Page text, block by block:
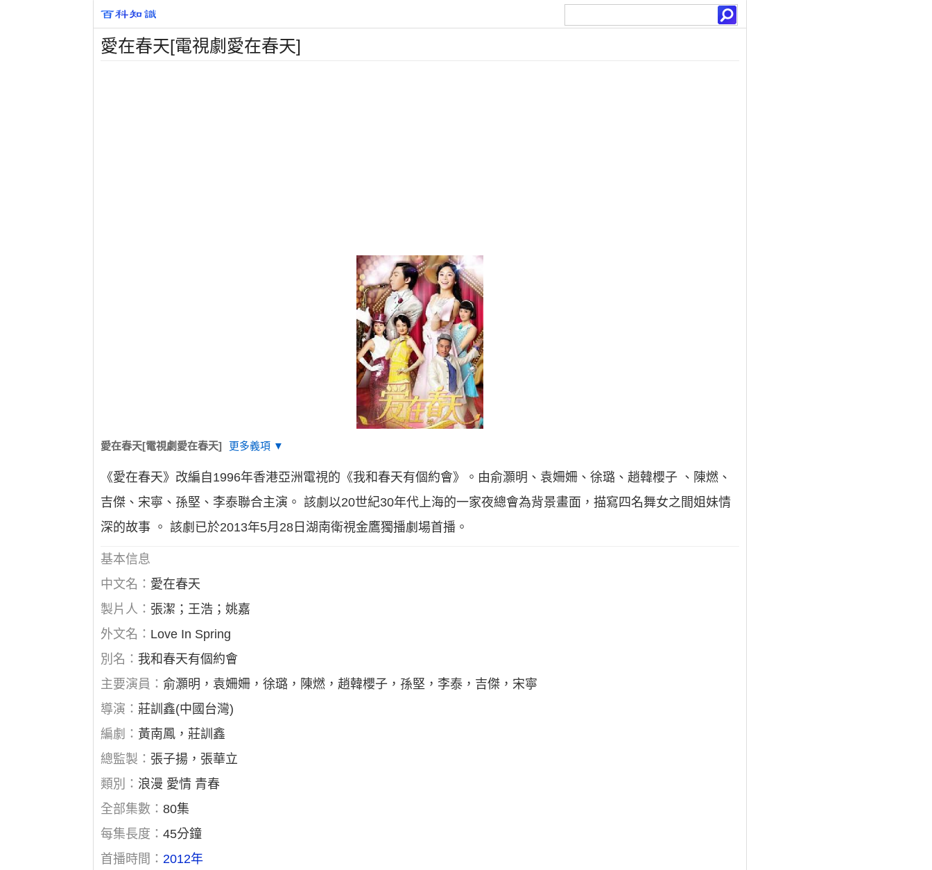
愛在春天[電視劇愛在春天]
愛在春天[電視劇愛在春天] 更多義項 ▼
《愛在春天》改編自1996年香港亞洲電視的《我和春天有個約會》。由俞灝明、袁姍姍、徐璐、趙韓櫻子 、陳燃、
吉傑、宋寧、孫堅、李泰聯合主演。 該劇以20世紀30年代上海的一家夜總會為背景畫面，描寫四名舞女之間姐妹情
深的故事 。 該劇已於2013年5月28日湖南衛視金鷹獨播劇場首播。
基本信息
中文名： 愛在春天
製片人： 張潔；王浩；姚嘉
外文名： Love In Spring
別名： 我和春天有個約會
主要演員：俞灝明，袁姍姍，徐璐，陳燃，趙韓櫻子，孫堅，李泰，吉傑，宋寧
導演：莊訓鑫(中國台灣)
編劇： 黃南鳳，莊訓鑫
總監製： 張子揚，張華立
類別： 浪漫 愛情 青春
全部集數：80集
每集長度：45分鐘
首播時間：2012年